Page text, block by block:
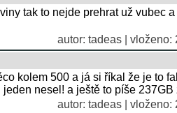
tak to nejde prehrat už vubec
autor: tadeas | vloženo:
kolem 500 a já si říkal že je to
nesel! a ještě to píše
autor: tadeas | vloženo: